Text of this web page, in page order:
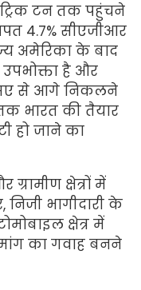
टन तक पहुंचने
4.7% सीएजीआर
अमेरिका के बाद
है और
से आगे निकलने
तक भारत की तैयार
हो जाने का
क्षेत्रों में
निजी भागीदारी के
क्षेत्र में
का गवाह बनने